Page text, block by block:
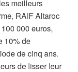
meilleurs
RAIF Altaroc
000 euros,
10% de
de cinq ans.
de lisser leur